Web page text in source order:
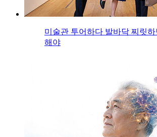
미술관 투어하다 발바닥 찌릿하
해야